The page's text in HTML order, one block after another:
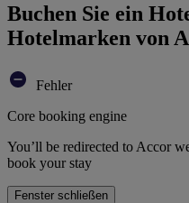
Buchen Sie ein
Hotelmarken von
Fehler
Core booking engine
You’ll be redirected to Accor
book your stay
Fenster schließen